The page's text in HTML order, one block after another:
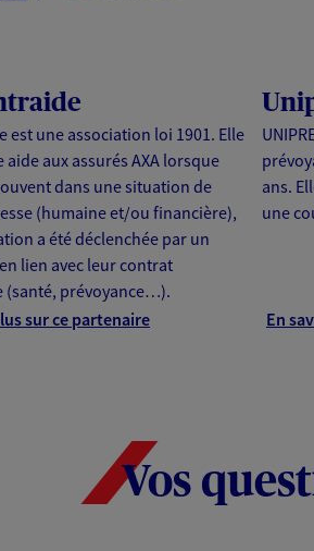
est une association loi 1901. Elle
aux assurés AXA lorsque
dans une situation de
(humaine et/ou financière),
a été déclenchée par un
lien avec leur contrat
(santé, prévoyance…).
sur ce partenaire
ans.
une
En
Vos